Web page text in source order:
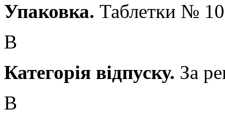
Упаковка. Таблетки №
В
Категорія відпуску. За
В